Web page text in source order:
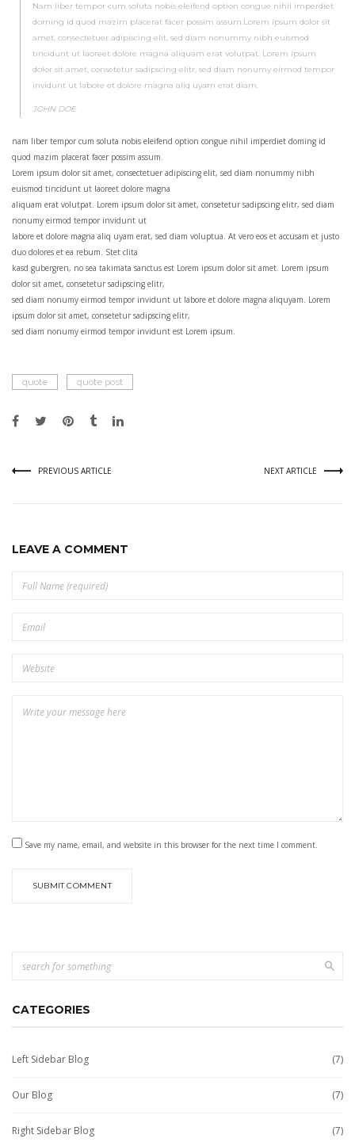
Nam liber tempor cum soluta nobis eleifend option congue nihil imperdiet
doming id quod mazim placerat facer possim assum.Lorem ipsum dolor sit
amet, consectetuer adipiscing elit, sed diam nonummy nibh euismod
tincidunt ut laoreet dolore magna aliquam erat volutpat. Lorem ipsum
dolor sit amet, consetetur sadipscing elitr, sed diam nonumy eirmod tempor
invidunt ut labore et dolore magna aliq uyam erat diam.
JOHN DOE
nam liber tempor cum soluta nobis eleifend option congue nihil imperdiet doming id
quod mazim placerat facer possim assum.
Lorem ipsum dolor sit amet, consectetuer adipiscing elit, sed diam nonummy nibh
euismod tincidunt ut laoreet dolore magna
aliquam erat volutpat. Lorem ipsum dolor sit amet, consetetur sadipscing elitr, sed diam
nonumy eirmod tempor invidunt ut
labore et dolore magna aliq uyam erat, sed diam voluptua. At vero eos et accusam et justo
duo dolores et ea rebum. Stet clita
kasd gubergren, no sea takimata sanctus est Lorem ipsum dolor sit amet. Lorem ipsum
dolor sit amet, consetetur sadipscing elitr,
sed diam nonumy eirmod tempor invidunt ut labore et dolore magna aliquyam. Lorem
ipsum dolor sit amet, consetetur sadipscing elitr,
sed diam nonumy eirmod tempor invidunt est Lorem ipsum.
quote quote post
PREVIOUS ARTICLE NEXT ARTICLE
LEAVE A COMMENT
Save my name, email, and website in this browser for the next time I comment.
CATEGORIES
Left Sidebar Blog (7)
Our Blog (7)
Right Sidebar Blog (7)